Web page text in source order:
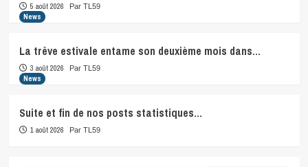
5 août 2026 Par TL59
News
La trêve estivale entame son deuxième mois dans…
3 août 2026 Par TL59
News
Suite et fin de nos posts statistiques…
1 août 2026 Par TL59